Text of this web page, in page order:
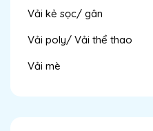
Vải kẻ sọc/ gân
Vải poly/ Vải thể thao
Vải mè